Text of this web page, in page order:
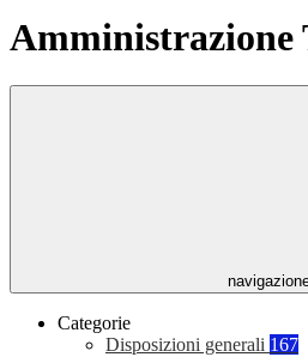
Amministrazione
Categorie
Disposizioni generali 167